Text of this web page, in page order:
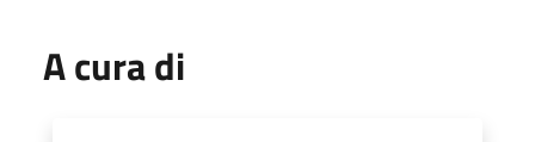
A cura di